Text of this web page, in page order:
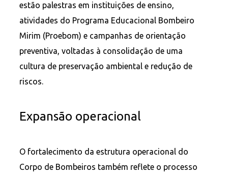
estão palestras em instituições de ensino,
atividades do Programa Educacional Bombeiro
Mirim (Proebom) e campanhas de orientação
preventiva, voltadas à consolidação de uma
cultura de preservação ambiental e redução de
riscos.
Expansão operacional
O fortalecimento da estrutura operacional do
Corpo de Bombeiros também reflete o processo